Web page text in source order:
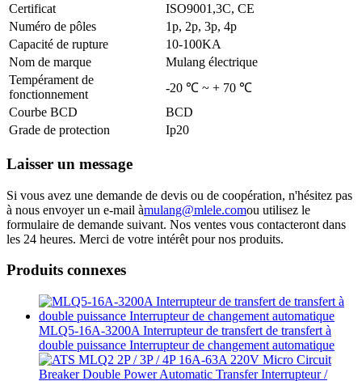
Certificat
ISO9001,3C, CE
Numéro de pôles
1p, 2p, 3p, 4p
Capacité de rupture
10-100KA
Nom de marque
Mulang électrique
Tempérament de
fonctionnement
-20 ℃ ~ + 70 ℃
Courbe BCD
BCD
Grade de protection
Ip20
Laisser un message
Si vous avez une demande de devis ou de coopération, n'hésitez pas
à nous envoyer un e-mail àmulang@mlele.comou utilisez le
formulaire de demande suivant. Nos ventes vous contacteront dans
les 24 heures. Merci de votre intérêt pour nos produits.
Produits connexes
MLQ5-16A-3200A Interrupteur de transfert de transfert à
double puissance Interrupteur de changement automatique